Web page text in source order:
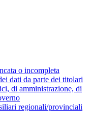
o incompleta
dati da parte dei titolari
di amministrazione, di
regionali/provinciali